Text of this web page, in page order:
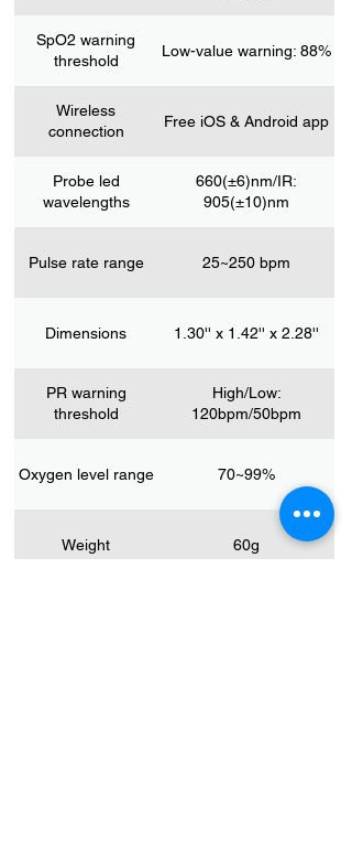
SpO2 warning
threshold
Low-value warning: 88%
Wireless
connection
Free iOS & Android app
Probe led
wavelengths
660(±6)nm/IR:
905(±10)nm
Pulse rate range 25~250 bpm
Dimensions 1.30'' x 1.42'' x 2.28''
PR warning
threshold
High/Low:
120bpm/50bpm
Oxygen level range 70~99%
Weight 60g